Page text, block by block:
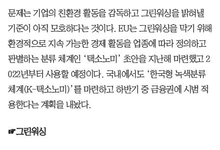
문제는 기업의 친환경 활동을 감독하고 그린워싱을 밝혀낼
기준이 아직 모호하다는 것이다. EU는 그린워싱을 막기 위해
환경적으로 지속 가능한 경제 활동을 업종에 따라 정의하고
판별하는 분류 체계인 ‘택소노미’ 초안을 지난해 마련했고 2
022년부터 사용할 예정이다. 국내에서도 ‘한국형 녹색분류
체계(K-택소노미)’를 마련하고 하반기 중 금융권에 시범 적
용한다는 계획을 내놨다.
☞그린워싱